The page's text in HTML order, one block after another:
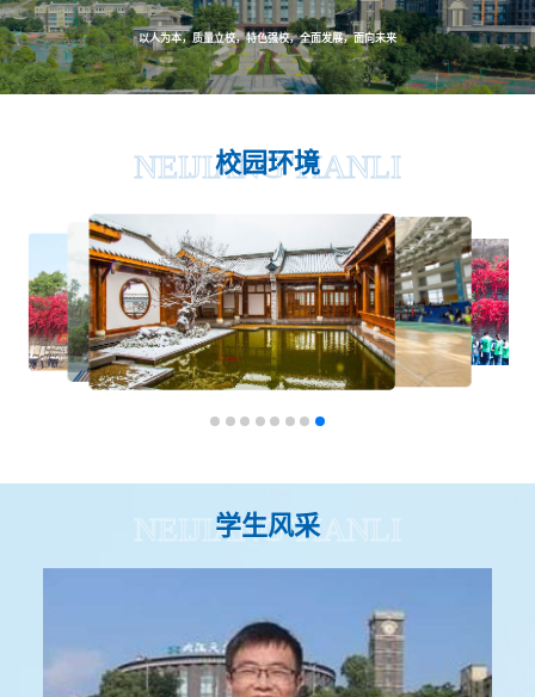
以人为本，质量立校，特色强校，全面发展，面向未来
NEIJIANG TIANLI
校园环境
NEIJIANG TIANLI
学生风采